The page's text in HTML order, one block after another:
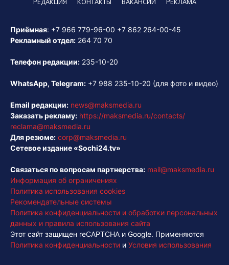
Приёмная: +7 966 779-96-00 +7 862 264-00-45
Рекламный отдел: 264 70 70
Телефон редакции: 235-10-20
WhatsApp, Telegram: +7 988 235-10-20 (для фото и видео)
Email редакции: news@maksmedia.ru
Заказать рекламу: https://maksmedia.ru/contacts/
reclama@maksmedia.ru
Для резюме: corp@maksmedia.ru
Сетевое издание «Sochi24.tv»
Связаться по вопросам партнерства: mail@maksmedia.ru
Информация об ограничениях
Политика использования cookies
Рекомендательные системы
Политика конфиденциальности и обработки персональных
данных и правила использования сайта
Этот сайт защищен reCAPTCHA и Google. Применяются
Политика конфиденциальности и Условия использования